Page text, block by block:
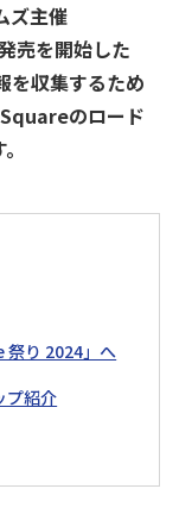
ズ主催
売を開始した
を収集するため
のロード
祭り 2024」へ
プ紹介